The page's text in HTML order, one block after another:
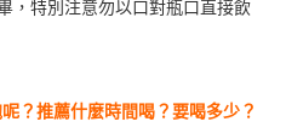
，特別注意勿以口對瓶口直接飲
？推薦什麼時間喝？要喝多少？